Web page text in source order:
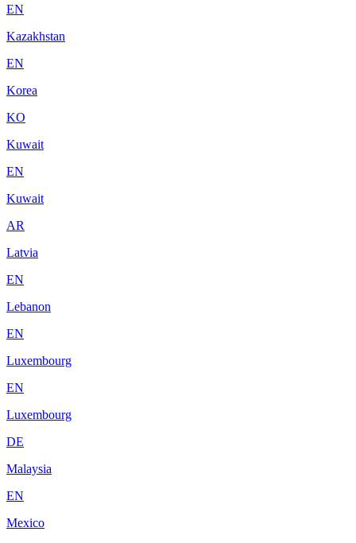
EN
Kazakhstan
EN
Korea
KO
Kuwait
EN
Kuwait
AR
Latvia
EN
Lebanon
EN
Luxembourg
EN
Luxembourg
DE
Malaysia
EN
Mexico